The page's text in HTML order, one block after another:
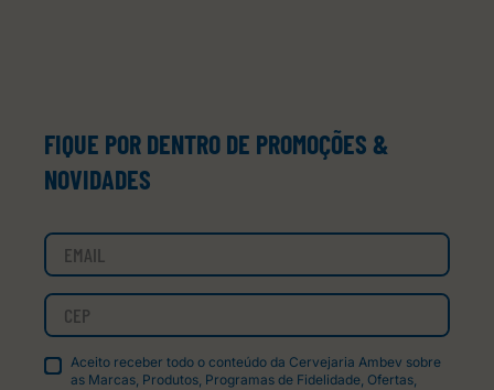
FIQUE POR DENTRO DE PROMOÇÕES &
NOVIDADES
Aceito receber todo o conteúdo da Cervejaria Ambev sobre
as Marcas, Produtos, Programas de Fidelidade, Ofertas,